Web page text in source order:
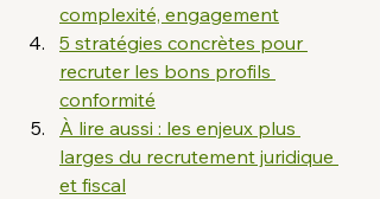
complexité, engagement
5 stratégies concrètes pour
recruter les bons profils
conformité
À lire aussi : les enjeux plus
larges du recrutement juridique
et fiscal